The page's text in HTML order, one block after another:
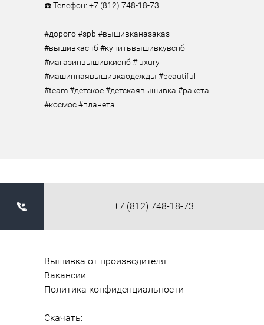
☎️ Телефон: +7 (812) 748-18-73
#дорого #spb #вышивканазаказ
#вышивкаспб #купитьвышивкувспб
#магазинвышивкиспб #luxury
#машиннаявышивкаодежды #beautiful
#team #детское #детскаявышивка #ракета
#космос #планета
+7 (812) 748-18-73
Вышивка от производителя
Вакансии
Политика конфиденциальности
Скачать: